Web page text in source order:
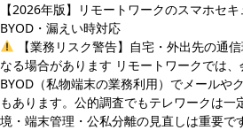
【2026年版】リモートワークのスマホセ
BYOD・漏えい時対応
【業務リスク警告】自宅・外出先の通
なる場合があります リモートワークでは、
BYOD（私物端末の業務利用）でメールや
もあります。公的調査でもテレワークは
境・端末管理・公私分離の見直しは重要で